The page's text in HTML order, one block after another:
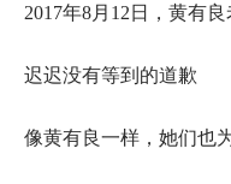
2017年8月12日，黄有
迟迟没有等到的道歉
像黄有良一样，她们也